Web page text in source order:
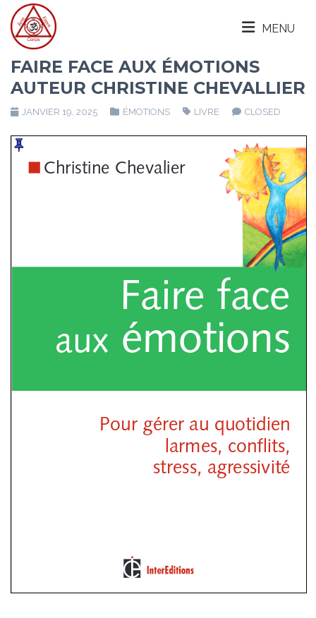
MENU
FAIRE FACE AUX ÉMOTIONS
AUTEUR CHRISTINE CHEVALLIER
JANVIER 19, 2025 ÉMOTIONS LIVRE CLOSED